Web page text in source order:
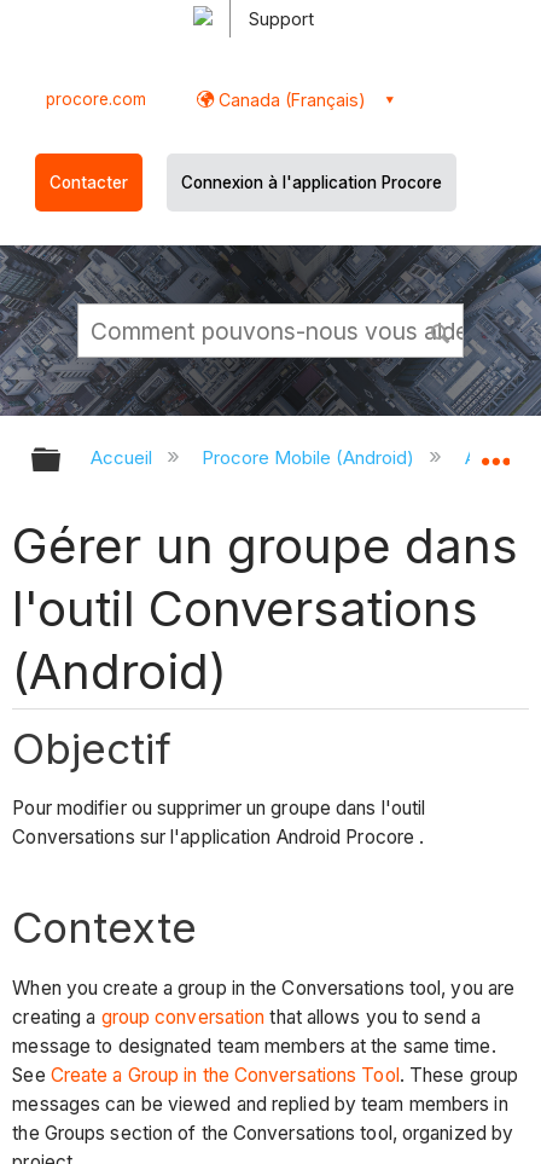
Support
procore.com Canada (Français)
Contacter Connexion à l'application Procore
Développer/réduire la hiérarchie
Accueil Procore Mobile (Android)
Gérer un groupe dans
l'outil Conversations
(Android)
Objectif
Pour modifier ou supprimer un groupe dans l'outil
Conversations sur l'application Android Procore .
Contexte
When you create a group in the Conversations tool, you are
creating a group conversation that allows you to send a
message to designated team members at the same time.
See Create a Group in the Conversations Tool. These group
messages can be viewed and replied by team members in
the Groups section of the Conversations tool, organized by